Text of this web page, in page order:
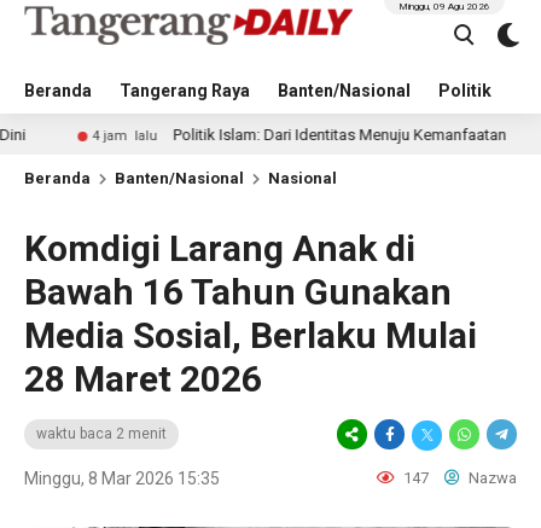
Beranda Tangerang Raya Banten/Nasional Politik
Minggu, 09 Agu 2026
4 jam lalu Politik Islam: Dari Identitas Menuju Kemanfaatan 14
Beranda Banten/Nasional Nasional
Komdigi Larang Anak di
Bawah 16 Tahun Gunakan
Media Sosial, Berlaku Mulai
28 Maret 2026
waktu baca 2 menit
Minggu, 8 Mar 2026 15:35 147 Nazwa